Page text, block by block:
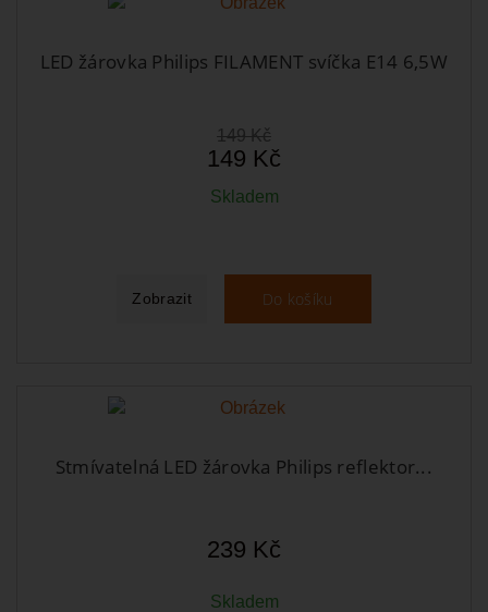
LED žárovka Philips FILAMENT svíčka E14 6,5W
149 Kč
149 Kč
Skladem
Zobrazit Do košíku
Stmívatelná LED žárovka Philips reflektor...
239 Kč
Skladem